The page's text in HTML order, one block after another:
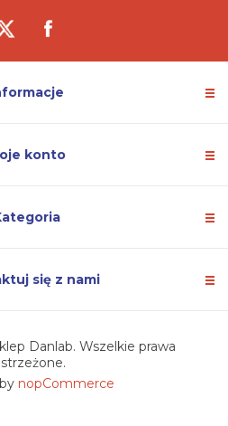
konto
się z nami
Danlab. Wszelkie prawa
nopCommerce